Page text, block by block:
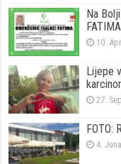
Na
10.
Lijepe
27.
FOTO:
4.